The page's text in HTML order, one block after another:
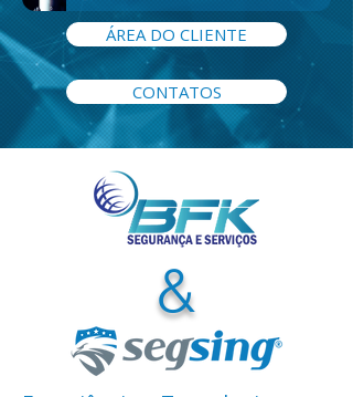
ÁREA DO CLIENTE
CONTATOS
&